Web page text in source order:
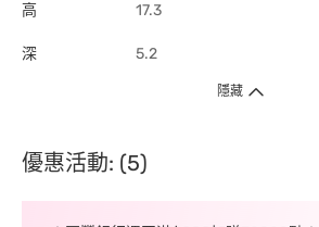
高 17.3
深 5.2
隱藏
優惠活動: (5)